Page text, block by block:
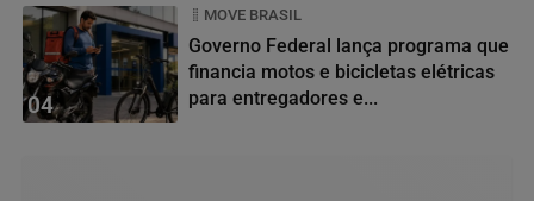
04
MOVE BRASIL
Governo Federal lança programa que
financia motos e bicicletas elétricas
para entregadores e...